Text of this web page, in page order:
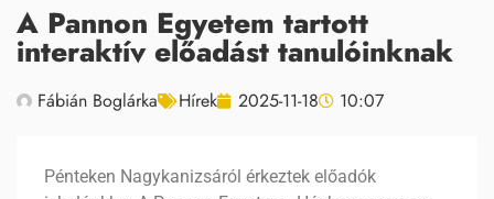
A Pannon Egyetem tartott
interaktív előadást tanulóinknak
Fábián Boglárka Hírek 2025-11-18 10:07
Pénteken Nagykanizsáról érkeztek előadók